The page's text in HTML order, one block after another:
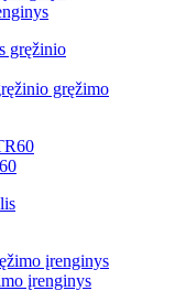
gręžimo
įrenginys